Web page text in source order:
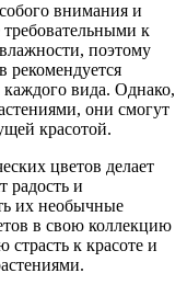
внимания и
к
поэтому
рекомендуется
вида. Однако,
они смогут
красотой.
цветов делает
радость и
их необычные
в свою коллекцию
к красоте и